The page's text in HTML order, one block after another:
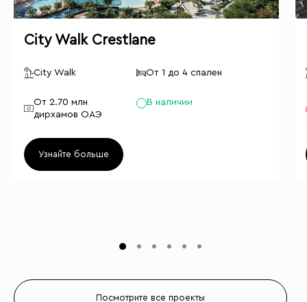
Посмотрите все проекты
City Walk Crestlane
City Walk От 1 до 4 спален
От 2.70 млн
дирхамов ОАЭ
В наличии
Узнайте больше